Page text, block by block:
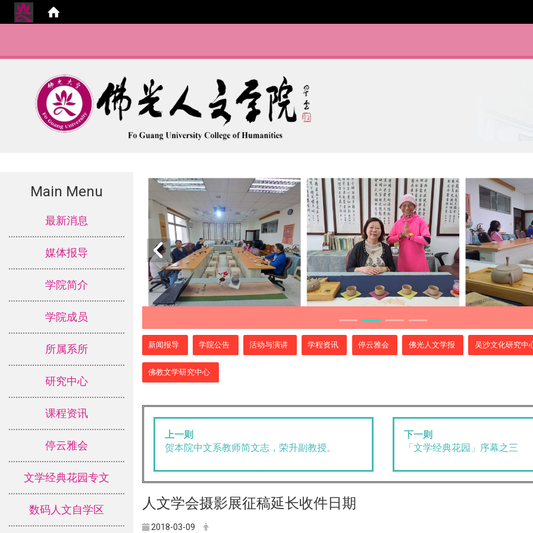
Main Menu
最新消息
媒体报导
学院简介
学院成员
所属系所
研究中心
课程资讯
停云雅会
文学经典花园专文
数码人文自学区
新闻报导 学院公告 活动与演讲 学程资讯 停云雅会 佛光人文学报 吴沙文化研究中
佛教文学研究中心
上一则
贺本院中文系教师简文志，荣升副教授。
下一则
「文学经典花园」序幕之三
人文学会摄影展征稿延长收件日期
2018-03-09